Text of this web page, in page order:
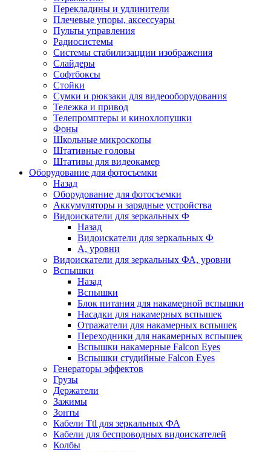
Перекладины и удлинители
Плечевые упоры, аксессуары
Пульты управления
Радиосистемы
Системы стабилизацции изображения
Слайдеры
Софтбоксы
Стойки
Сумки и рюкзаки для видеооборудования
Тележка и привод
Телепромптеры и кинохлопушки
Фоны
Школьные микроскопы
Штативные головы
Штативы для видеокамер
Оборудование для фотосъемки
Назад
Оборудование для фотосъемки
Аккумуляторы и зарядные устройства
Видоискатели для зеркальных Ф
Назад
Видоискатели для зеркальных Ф
А, уровни
Видоискатели для зеркальных ФА, уровни
Вспышки
Назад
Вспышки
Блок питания для накамерной вспышки
Насадки для накамерных вспышек
Отражатели для накамерных вспышек
Переходники для накамерных вспышек
Вспышки накамерные Falcon Eyes
Вспышки студийные Falcon Eyes
Генераторы эффектов
Грузы
Держатели
Зажимы
Зонты
Кабели Ttl для зеркальных ФА
Кабели для беспроводных видоискателей
Колбы